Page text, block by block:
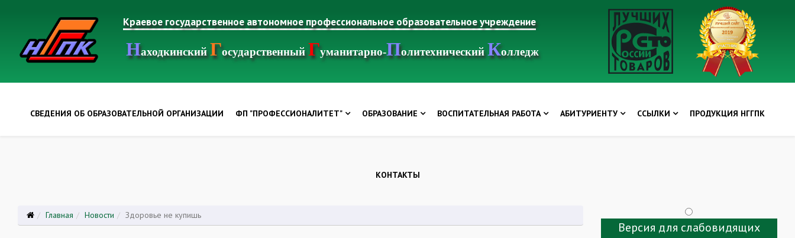
Краевое государственное автономное профессиональное образовательное учреждение
НаходкинскийГосударственныйГуманитарно-ПолитехническийКолледж
СВЕДЕНИЯ ОБ ОБРАЗОВАТЕЛЬНОЙ ОРГАНИЗАЦИИ ФП "ПРОФЕССИОНАЛИТЕТ" ОБРАЗОВАНИЕ ВОСПИТАТЕЛЬНАЯ РАБОТА АБИТУРИЕНТУ ССЫЛКИ ПРОДУКЦИЯ НГГПК
КОНТАКТЫ
Главная Новости Здоровье не купишь
Версия для слабовидящих